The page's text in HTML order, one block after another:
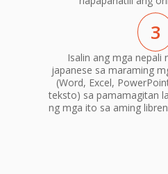
3
Isalin ang mga nepali
japanese sa maraming
(Word, Excel,
teksto) sa pamamagitan
ng mga ito sa aming